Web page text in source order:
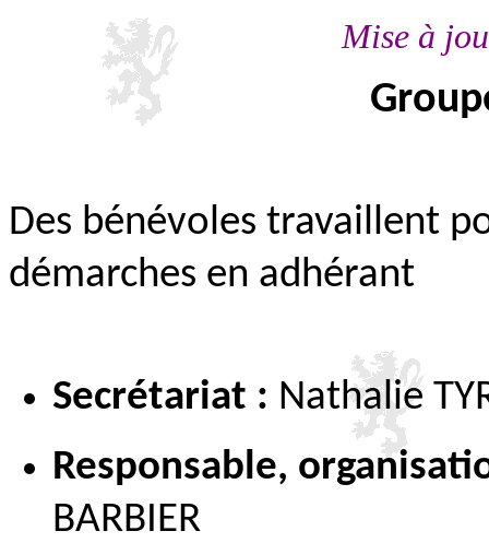
Mise à
Des bénévoles travaillent
démarches en adhérant
Secrétariat : Nathalie
Responsable,
BARBIER